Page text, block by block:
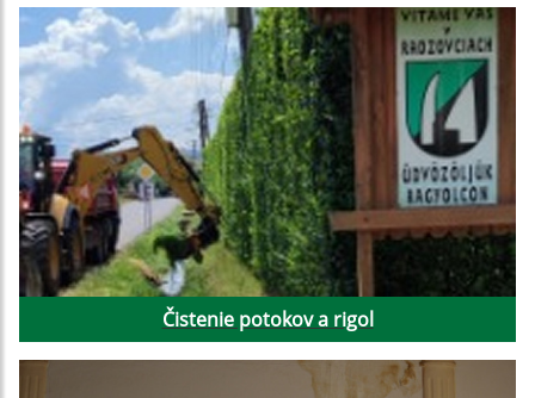
Čistenie potokov a rigol